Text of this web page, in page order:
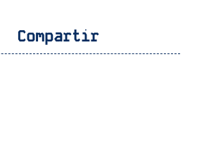
Compartir